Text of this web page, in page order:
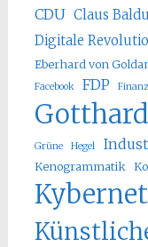
CDU Claus
Digitale
Eberhard von
Facebook FDP
Grüne Hegel
Kenogrammatik